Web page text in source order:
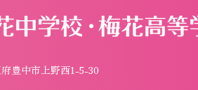
豊中市上野西1-5-30